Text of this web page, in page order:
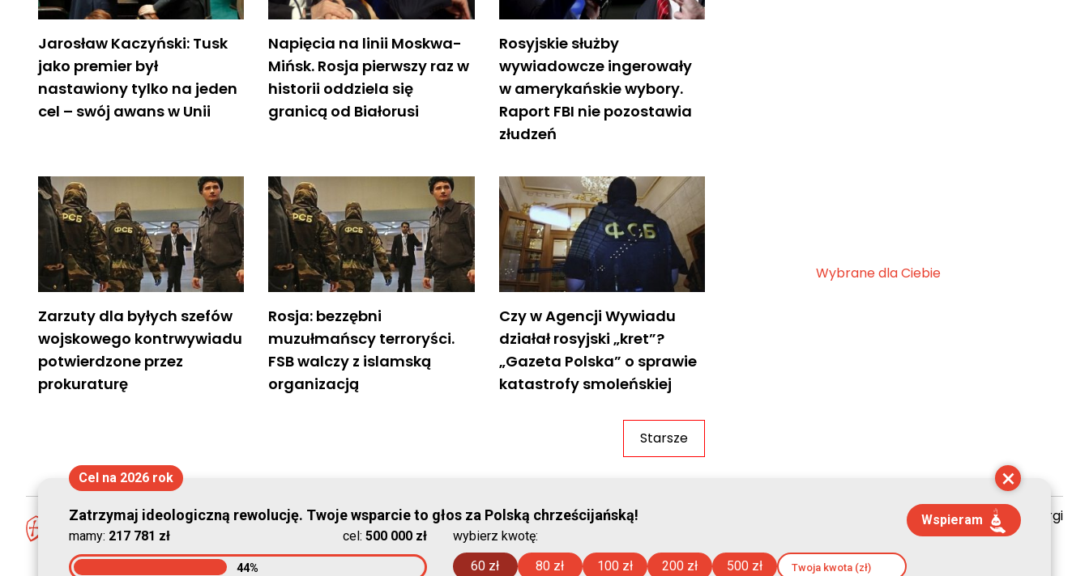
Jarosław Kaczyński: Tusk
jako premier był
nastawiony tylko na jeden
cel – swój awans w Unii
Napięcia na linii Moskwa-
Mińsk. Rosja pierwszy raz w
historii oddziela się
granicą od Białorusi
Rosyjskie służby
wywiadowcze ingerowały
w amerykańskie wybory.
Raport FBI nie pozostawia
złudzeń
Zarzuty dla byłych szefów
wojskowego kontrwywiadu
potwierdzone przez
prokuraturę
Rosja: bezzębni
muzułmańscy terroryści.
FSB walczy z islamską
organizacją
Czy w Agencji Wywiadu
działał rosyjski „kret”?
„Gazeta Polska” o sprawie
katastrofy smoleńskiej
Starsze
Wybrane dla Ciebie
© Stowarzyszenie Kultury Chrześcijańskiej im. ks. Piotra Skargi
×
Cel na 2026 rok
Zatrzymaj ideologiczną rewolucję. Twoje wsparcie to głos za Polską chrześcijańską!
mamy: 217 781 zł cel: 500 000 zł
44%
wybierz kwotę:
60 zł
80 zł 100 zł 200 zł 500 zł
Wspieram